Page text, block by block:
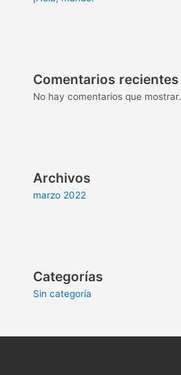
Comentarios recientes
No hay comentarios que mostrar.
Archivos
marzo 2022
Categorías
Sin categoría